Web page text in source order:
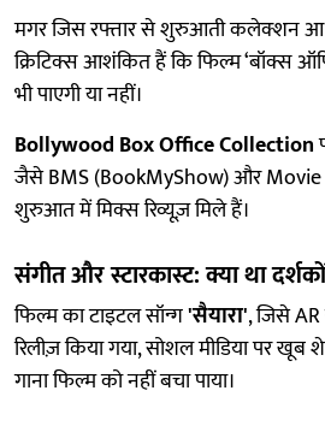
मगर जिस रफ्तार से शुरुआती कलेक्शन आ
क्रिटिक्स आशंकित हैं कि फिल्म ‘बॉक्स
भी पाएगी या नहीं।
Bollywood Box Office Collection
जैसे BMS (BookMyShow) और
शुरुआत में मिक्स रिव्यूज़ मिले हैं।
संगीत और स्टारकास्ट: क्या था
फिल्म का टाइटल सॉन्ग'सैयारा', जिसे
रिलीज़ किया गया, सोशल मीडिया पर
गाना फिल्म को नहीं बचा पाया।